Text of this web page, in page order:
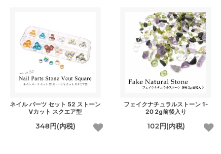
ネイル パーツ セット 52 ストーン
Vカット スクエア型
348円(内税)
フェイクナチュラルストーン 1-
20 2g前後入り
102円(内税)